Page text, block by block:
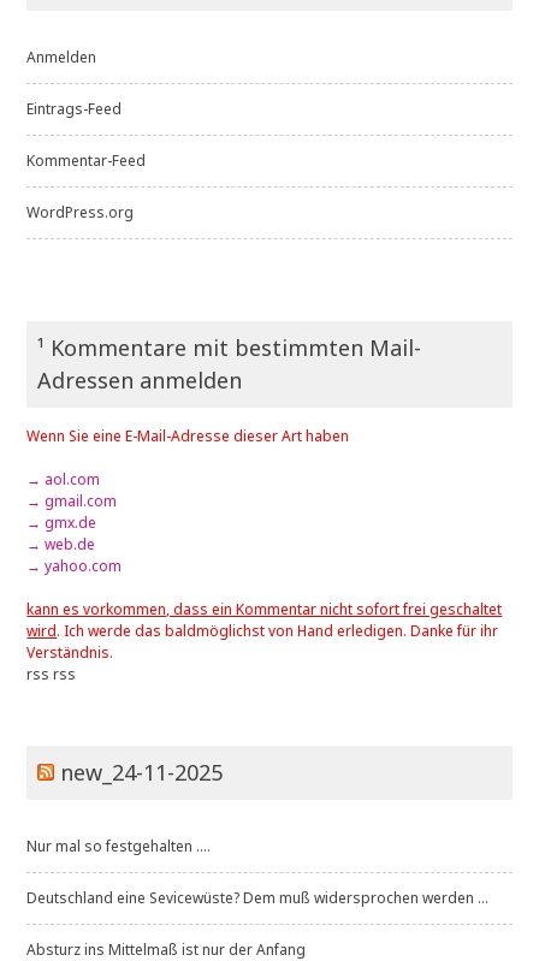
Anmelden
Eintrags-Feed
Kommentar-Feed
WordPress.org
¹ Kommentare mit bestimmten Mail-
Adressen anmelden
Wenn Sie eine E-Mail-Adresse dieser Art haben
→ aol.com
→ gmail.com
→ gmx.de
→ web.de
→ yahoo.com
kann es vorkommen, dass ein Kommentar nicht sofort frei geschaltet
wird. Ich werde das baldmöglichst von Hand erledigen. Danke für ihr
Verständnis.
rss rss
new_24-11-2025
Nur mal so festgehalten ....
Deutschland eine Sevicewüste? Dem muß widersprochen werden ...
Absturz ins Mittelmaß ist nur der Anfang